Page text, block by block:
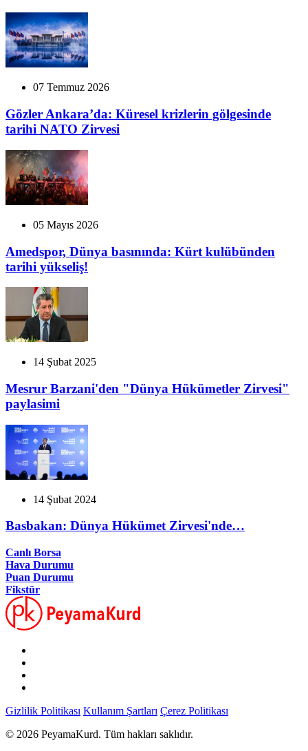
07 Temmuz 2026
Gözler Ankara’da: Küresel krizlerin gölgesinde
tarihi NATO Zirvesi
05 Mayıs 2026
Amedspor, Dünya basınında: Kürt kulübünden
tarihi yükseliş!
14 Şubat 2025
Mesrur Barzani'den "Dünya Hükümetler Zirvesi"
paylasimi
14 Şubat 2024
Basbakan: Dünya Hükümet Zirvesi'nde…
Canlı Borsa
Hava Durumu
Puan Durumu
Fikstür
Gizlilik Politikası Kullanım Şartları Çerez Politikası
© 2026 PeyamaKurd. Tüm hakları saklıdır.